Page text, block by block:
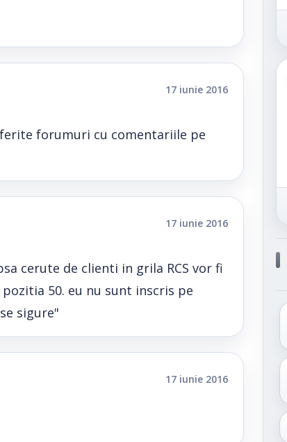
17 iunie 2016
forumuri cu comentariile pe
17 iunie 2016
cerute de clienti in grila RCS vor fi
50. eu nu sunt inscris pe
sigure"
17 iunie 2016